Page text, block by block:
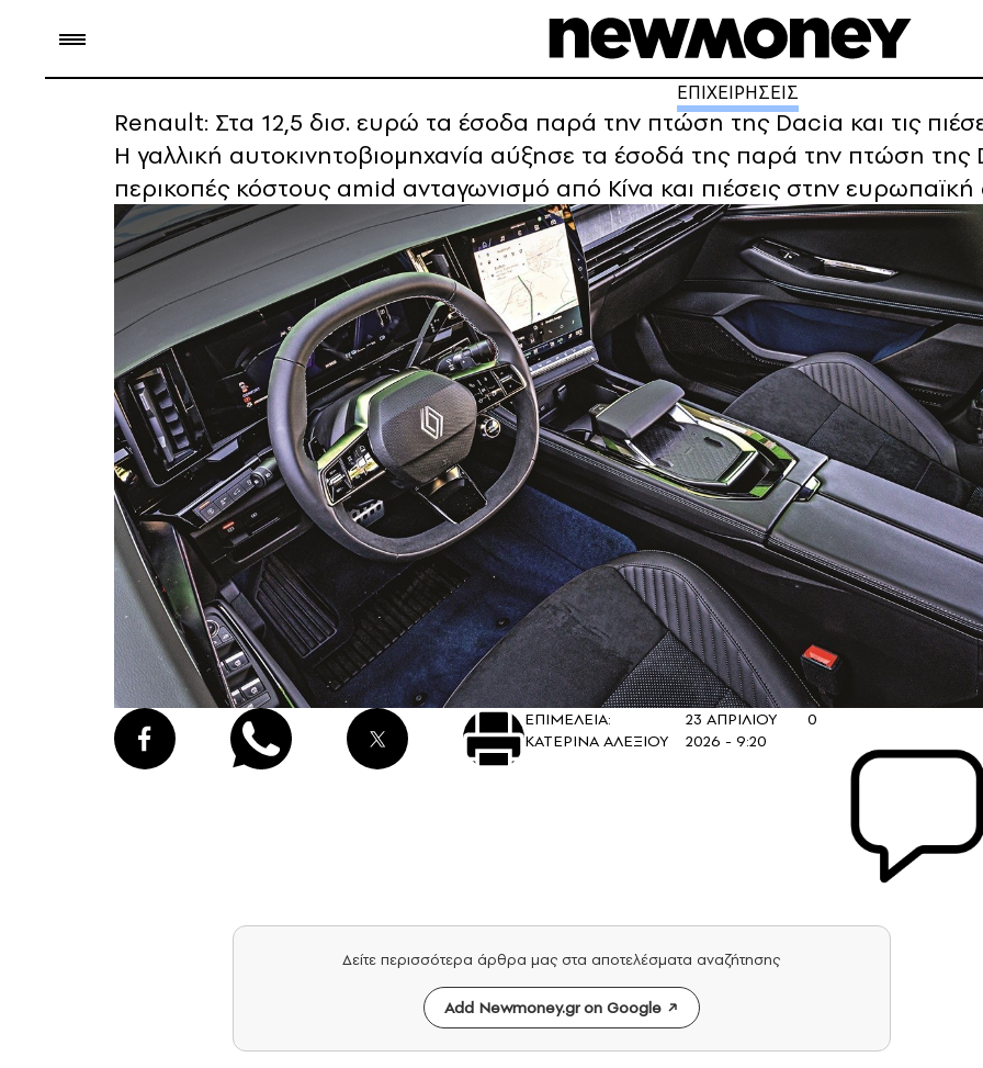
ΕΠΙΧΕΙΡΗΣΕΙΣ
Renault: Στα 12,5 δισ. ευρώ τα έσοδα παρά την πτώση της Dacia και τις
Η γαλλική αυτοκινητοβιομηχανία αύξησε τα έσοδά της παρά την πτώση της
περικοπές κόστους amid ανταγωνισμό από Κίνα και πιέσεις στην
ΕΠΙΜΕΛΕΙΑ:
ΚΑΤΕΡΙΝΑ ΑΛΕΞΙΟΥ
23 ΑΠΡΙΛΙΟΥ
2026 - 9:20
0
Δείτε περισσότερα άρθρα μας στα αποτελέσματα αναζήτησης
Add Newmoney.gr on Google